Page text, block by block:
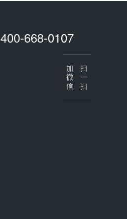
400-668-0107
扫一扫
加微信